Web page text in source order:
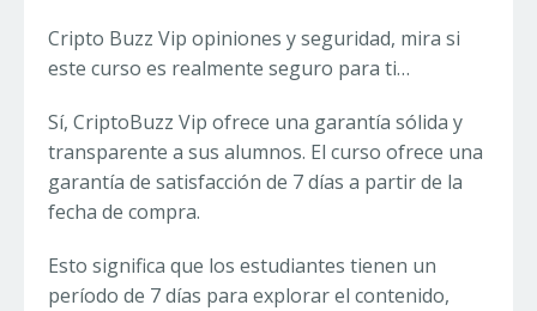
Cripto Buzz Vip opiniones y seguridad, mira si
este curso es realmente seguro para ti…
Sí, CriptoBuzz Vip ofrece una garantía sólida y
transparente a sus alumnos. El curso ofrece una
garantía de satisfacción de 7 días a partir de la
fecha de compra.
Esto significa que los estudiantes tienen un
período de 7 días para explorar el contenido,